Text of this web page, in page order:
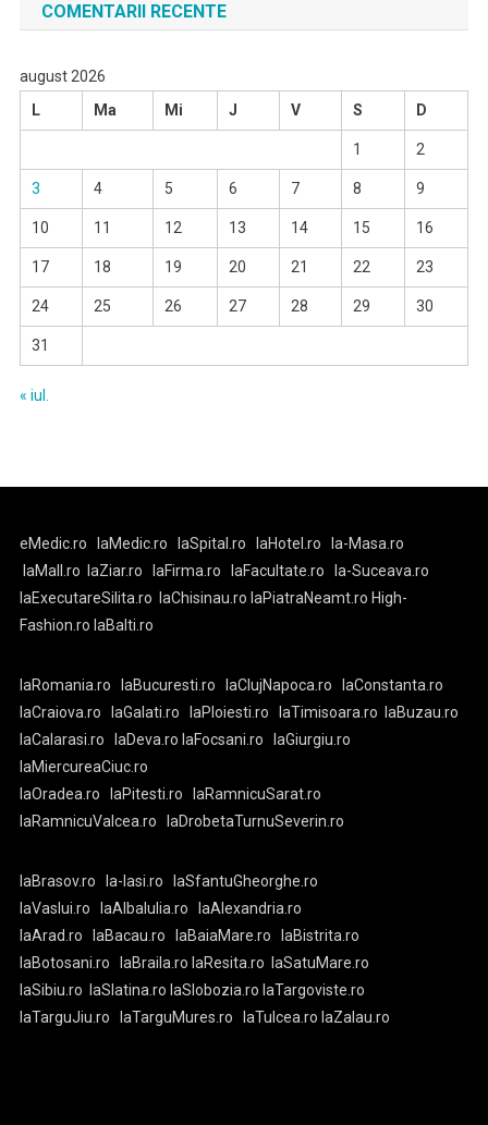
COMENTARII RECENTE
august 2026
L
Ma Mi J V S D
1 2
3 4 5 6 7 8 9
10 11 12 13 14 15 16
17 18 19 20 21 22 23
24 25 26 27 28 29 30
31
« iul.
eMedic.ro laMedic.ro laSpital.ro laHotel.ro
la-Masa.ro
laMall.ro
laZiar.ro laFirma.ro laFacultate.ro
la-Suceava.ro
laExecutareSilita.ro
laChisinau.ro laPiatraNeamt.ro High-
Fashion.ro laBalti.ro
laRomania.ro laBucuresti.ro laClujNapoca.ro
laConstanta.ro
laCraiova.ro
laGalati.ro laPloiesti.ro laTimisoara.ro
laBuzau.ro
laCalarasi.ro
laDeva.ro laFocsani.ro
laGiurgiu.ro
laMiercureaCiuc.ro
laOradea.ro
laPitesti.ro
laRamnicuSarat.ro
laRamnicuValcea.ro
laDrobetaTurnuSeverin.ro
laBrasov.ro la-Iasi.ro
laSfantuGheorghe.ro
laVaslui.ro
laAlbaIulia.ro
laAlexandria.ro
laArad.ro
laBacau.ro laBaiaMare.ro
laBistrita.ro
laBotosani.ro
laBraila.ro laResita.ro
laSatuMare.ro
laSibiu.ro
laSlatina.ro laSlobozia.ro laTargoviste.ro
laTarguJiu.ro
laTarguMures.ro laTulcea.ro laZalau.ro